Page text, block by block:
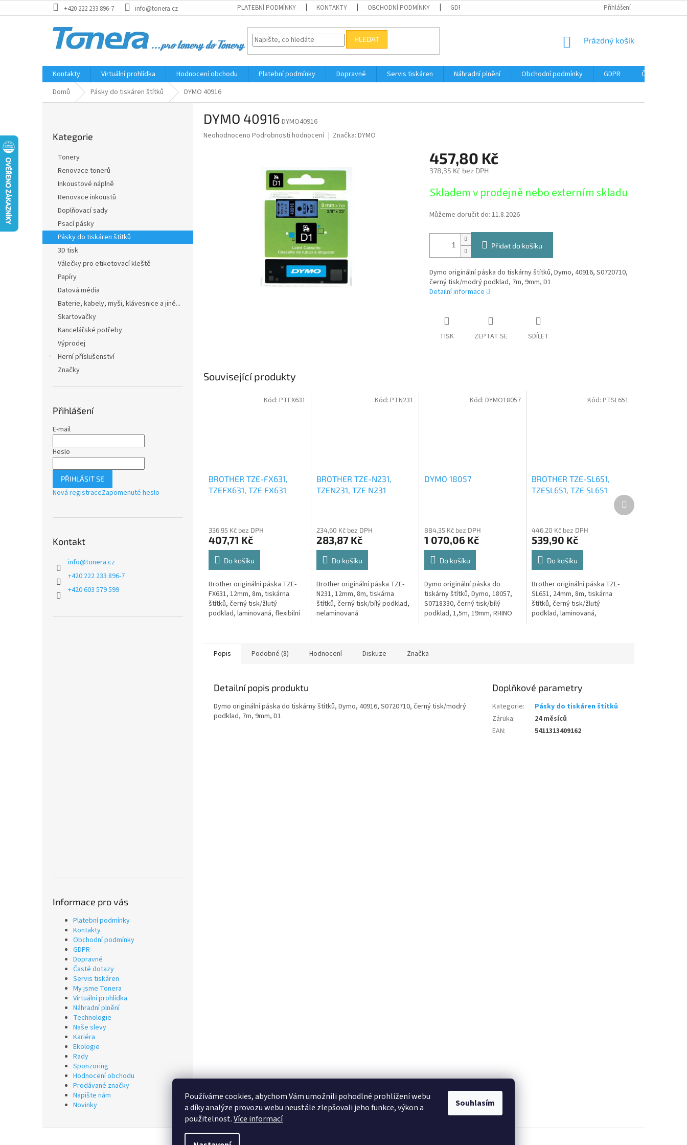
Používáme cookies, abychom Vám umožnili pohodlné prohlížení webu
a díky analýze provozu webu neustále zlepšovali jeho funkce, výkon a
použitelnost.Více informací
Souhlasím
na
+420 222 233 896-7 info@tonera.cz PLATEBNÍ PODMÍNKY KONTAKTY OBCHODNÍ PODMÍNKY GDPR SERVIS TISKÁREN
Přihlášení
HLEDAT
NÁKUPNÍ
Prázdný košík
Kontakty Virtuální prohlídka Hodnocení obchodu Platební podmínky Dopravné Servis tiskáren Náhradní plnění Obchodní podmínky GDPR
Časté dotazy
Domů
Pásky do tiskáren štítků DYMO 40916
n
e
kategorie
Kategorie
Tonery
Renovace tonerů
Inkoustové náplně
Renovace inkoustů
Doplňovací sady
Psací pásky
Pásky do tiskáren štítků
3D tisk
Válečky pro etiketovací kleště
Papíry
Datová média
Baterie, kabely, myši, klávesnice a jiné...
Skartovačky
Kancelářské potřeby
Výprodej
Herní příslušenství
Značky
Přihlášení
E-mail
Heslo
PŘIHLÁSIT SE
Nová registraceZapomenuté heslo
Kontakt
info@tonera.cz
+420 222 233 896-7
+420 603 579 599
Informace pro vás
Platební podmínky
Kontakty
Obchodní podmínky
GDPR
Dopravné
Časté dotazy
Servis tiskáren
My jsme Tonera
Virtuální prohlídka
Náhradní plnění
Technologie
Naše slevy
Kariéra
Ekologie
Rady
Sponzoring
Hodnocení obchodu
Prodávané značky
Napište nám
Novinky
DYMO 40916 DYMO40916
Průměrné
Neohodnoceno Podrobnosti hodnocení Značka: DYMO
457,80 Kč
378,35 Kč bez DPH
cena:
Skladem v prodejně nebo externím skladu
Můžeme doručit do: 11.8.2026
Přidat do košíku
Dymo originální páska do tiskárny štítků, Dymo, 40916, S0720710,
černý tisk/modrý podklad, 7m, 9mm, D1
Detailní informace
TISK ZEPTAT SE SDÍLET
Související produkty
BROTHER TZE-FX631,
TZEFX631, TZE FX631
336,95 Kč bez DPH
407,71 Kč
Do košíku
Brother originální páska TZE-
FX631, 12mm, 8m, tiskárna
štítků, černý tisk/žlutý
podklad, laminovaná, flexibilní
Kód: PTFX631
BROTHER TZE-N231,
TZEN231, TZE N231
234,60 Kč bez DPH
283,87 Kč
Do košíku
Brother originální páska TZE-
N231, 12mm, 8m, tiskárna
štítků, černý tisk/bílý podklad,
nelaminovaná
Kód: PTN231
DYMO 18057
884,35 Kč bez DPH
1 070,06 Kč
Do košíku
Dymo originální páska do
tiskárny štítků, Dymo, 18057,
S0718330, černý tisk/bílý
podklad, 1,5m, 19mm, RHINO
Kód:DYMO18057
BROTHER TZE-SL651,
TZESL651, TZE SL651
446,20 Kč bez DPH
539,90 Kč
Do košíku
Brother originální páska TZE-
SL651, 24mm, 8m, tiskárna
štítků, černý tisk/žlutý
podklad, laminovaná,
Kód: PTSL651
Další
produkt
Popis Podobné (8) Hodnocení Diskuze Značka
Detailní popis produktu
Dymo originální páska do tiskárny štítků, Dymo, 40916, S0720710, černý tisk/modrý
podklad, 7m, 9mm, D1
Doplňkové parametry
Kategorie:
Pásky do tiskáren štítků
Záruka:
24 měsíců
EAN: 5411313409162